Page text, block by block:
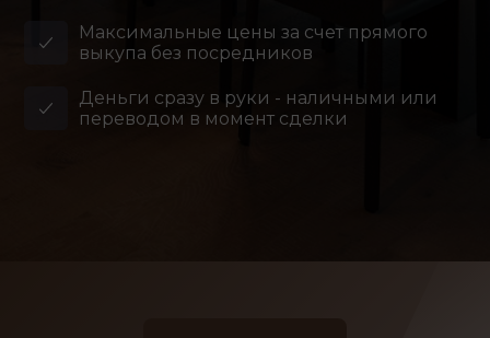
Максимальные цены за счет прямого
выкупа без посредников
Деньги сразу в руки - наличными или
переводом в момент сделки